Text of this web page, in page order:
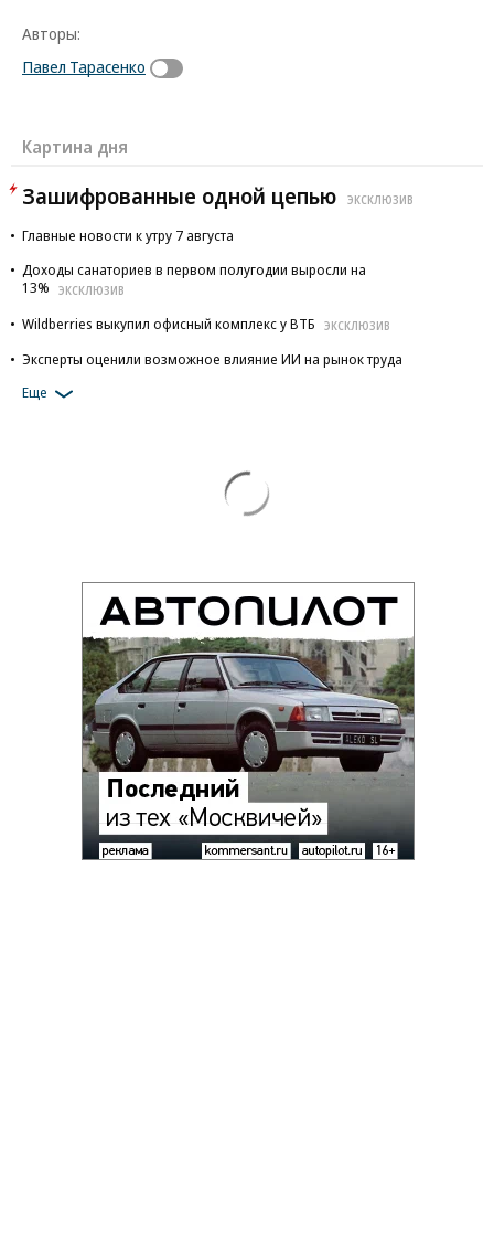
Авторы:
Павел Тарасенко
Картина дня
Зашифрованные одной цепью ЭКСКЛЮЗИВ
Главные новости к утру 7 августа
Доходы санаториев в первом полугодии выросли на
13%
ЭКСКЛЮЗИВ
Wildberries выкупил офисный комплекс у ВТБ ЭКСКЛЮЗИВ
Эксперты оценили возможное влияние ИИ на рынок труда
Еще